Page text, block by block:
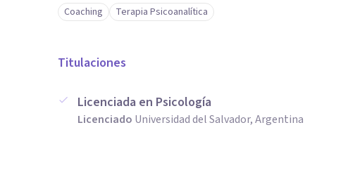
Coaching Terapia Psicoanalítica
Titulaciones
Licenciada en Psicología
Licenciado Universidad del Salvador, Argentina